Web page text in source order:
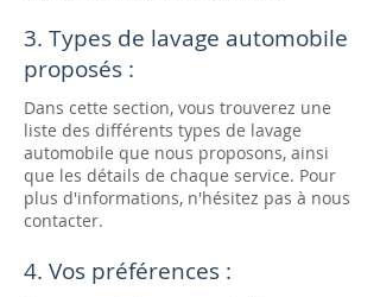
3. Types de lavage automobile
proposés :
Dans cette section, vous trouverez une
liste des différents types de lavage
automobile que nous proposons, ainsi
que les détails de chaque service. Pour
plus d'informations, n'hésitez pas à nous
contacter.
4. Vos préférences :